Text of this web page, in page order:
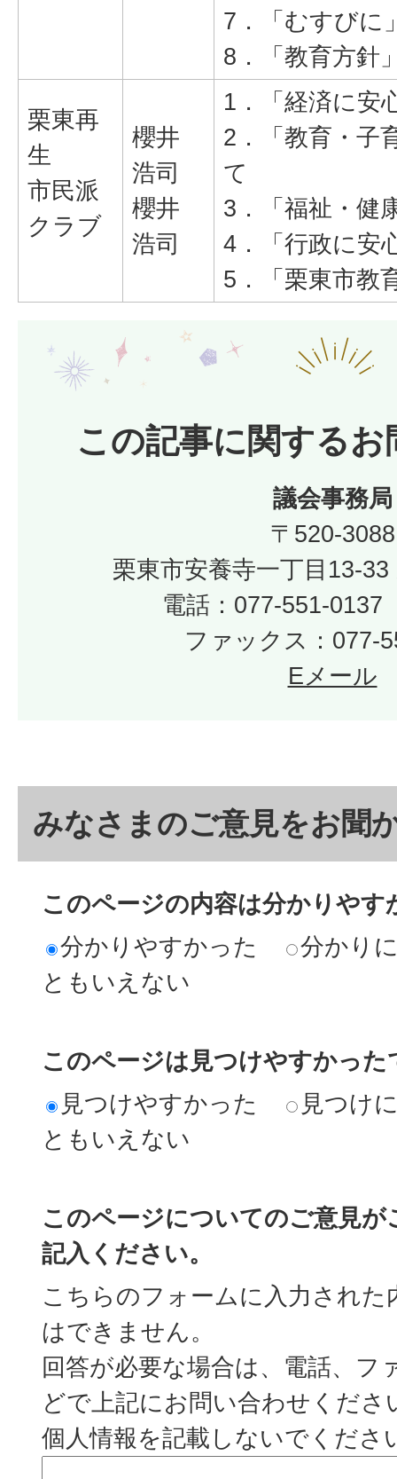
7．「むすびに
8．「教育方針
栗東再
生
市民派
クラブ
櫻井
浩司
櫻井
浩司
1．「経済に安
2．「教育・子
て
3．「福祉・健
4．「行政に安
5．「栗東市教
この記事に関するお
議会事務局
〒520-3088
栗東市安養寺一丁目13-
電話：077-551-0137
ファックス：077-
Eメール
みなさまのご意見をお聞
このページの内容は分かりやす
分かりやすかった
分かり
ともいえない
このページは見つけやすかった
見つけやすかった
見つけ
ともいえない
このページについてのご意見
記入ください。
こちらのフォームに入力された
はできません。
回答が必要な場合は、電話、フ
どで上記にお問い合わせくださ
個人情報を記載しないでくださ